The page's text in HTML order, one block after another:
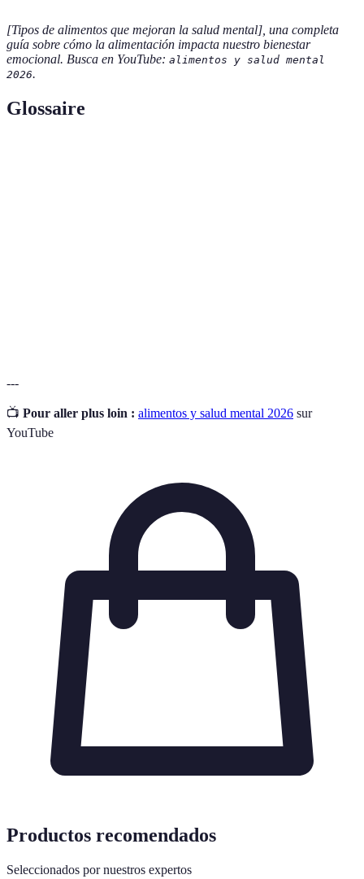
[Tipos de alimentos que mejoran la salud mental], una completa
guía sobre cómo la alimentación impacta nuestro bienestar
emocional. Busca en YouTube: alimentos y salud mental
2026.
Glossaire
---
📺 Pour aller plus loin : alimentos y salud mental 2026 sur
YouTube
Productos recomendados
Seleccionados por nuestros expertos